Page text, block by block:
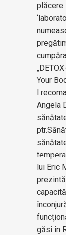
plăcere
Your
l
Angela
lui Eric
găsi în